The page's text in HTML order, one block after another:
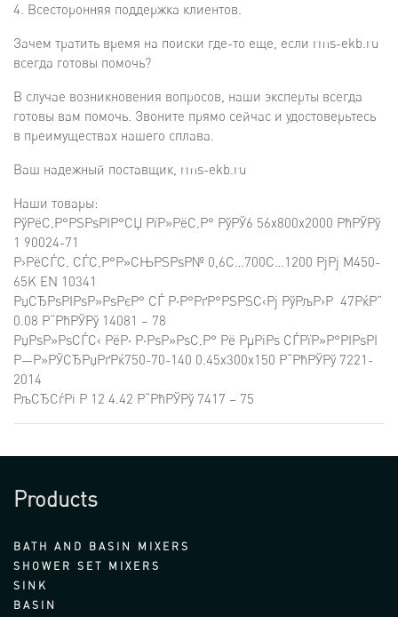
4. Всесторонняя поддержка клиентов.
Зачем тратить время на поиски где-то еще, если rms-ekb.ru
всегда готовы помочь?
В случае возникновения вопросов, наши эксперты всегда
готовы вам помочь. Звоните прямо сейчас и удостоверьтесь
в преимуществах нашего сплава.
Ваш надежный поставщик, rms-ekb.ru
Наши товары:
РўРёС‚Р°РЅРѕРІР°СЏ РїР»РёС‚Р° РўРЎ6 56x800x2000 РћРЎРў
1 90024-71
Р›РёСЃС‚ СЃС‚Р°Р»СЊРЅРѕР№ 0,6С…700С…1200 РјРј M450-
65K EN 10341
РџСЂРѕРІРѕР»РѕРєР° СЃ Р·Р°РґР°РЅРЅС‹Рј РўРљР›Р 47РќР”
0.08 Р“РћРЎРў 14081 – 78
РџРѕР»РѕСЃС‹ РёР· Р·РѕР»РѕС‚Р° Рё РµРіРѕ СЃРїР»Р°РІРѕРІ
Р—Р»РЎСЂРџРґРќ750-70-140 0.45x300x150 Р“РћРЎРў 7221-
2014
РљСЂСѓРі Р 12 4.42 Р“РћРЎРў 7417 – 75
Products
BATH AND BASIN MIXERS
SHOWER SET MIXERS
SINK
BASIN